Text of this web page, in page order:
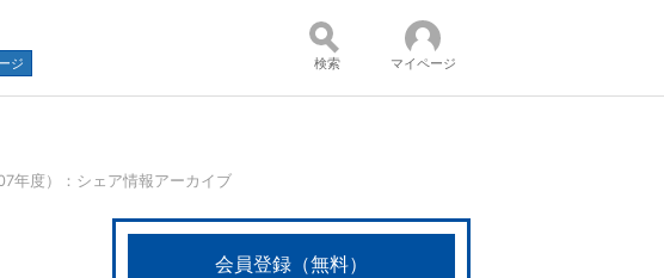
ジ
コンテンツ：
並び順：
検索 マイページ
年度）：シェア情報アーカイブ
会員登録（無料）